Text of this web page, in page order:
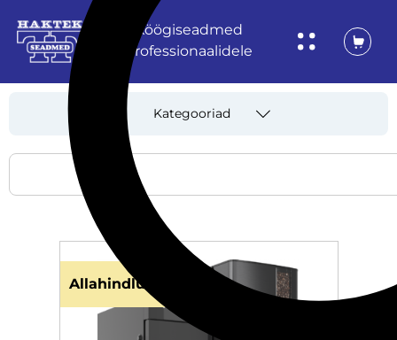
Köögiseadmed
professionaalidele
Kategooriad
Allahindlus!